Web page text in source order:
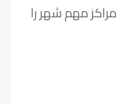
مهم شهر را